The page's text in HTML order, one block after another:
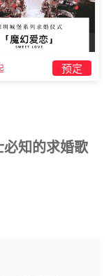
预定
知的求婚歌